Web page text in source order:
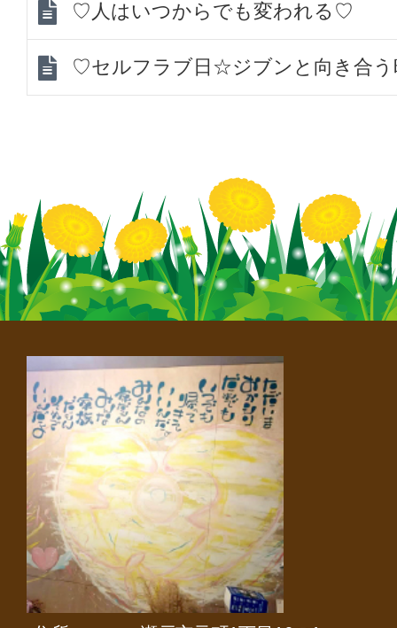
♡人はいつからでも変われる♡
♡セルフラブ日☆ジブンと向き合